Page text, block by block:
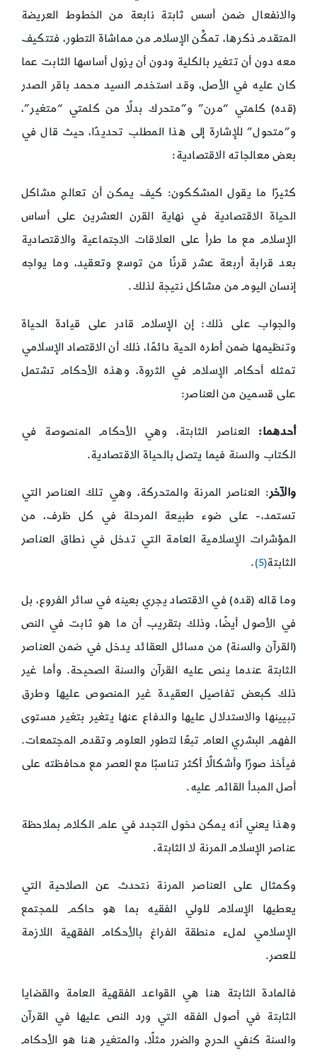
والانفعال ضمن أسس ثابتة نابعة من الخطوط العريضة
المتقدم ذكرها، تمكِّن الإسلام من مماشاة التطور، فتتكيف
معه دون أن تتغير بالكلية ودون أن يزول أساسها الثابت عما
كان عليه في الأصل، وقد استخدم السيد محمد باقر الصدر
(قده) كلمتي “مرن” و”متحرك بدلًا من كلمتي “متغير”،
و”متحول” للإشارة إلى هذا المطلب تحديدًا، حيث قال في
بعض معالجاته الاقتصادية:
كثيرًا ما يقول المشككون: كيف يمكن أن تعالج مشاكل
الحياة الاقتصادية في نهاية القرن العشرين على أساس
الإسلام مع ما طرأ على العلاقات الاجتماعية والاقتصادية
بعد قرابة أربعة عشر قرنًا من توسع وتعقيد، وما يواجه
إنسان اليوم من مشاكل نتيجة لذلك.
والجواب على ذلك: إن الإسلام قادر على قيادة الحياة
وتنظيمها ضمن أطره الحية دائمًا، ذلك أن الاقتصاد الإسلامي
تمثله أحكام الإسلام في الثروة، وهذه الأحكام تشتمل
على قسمين من العناصر:
أحدهما: العناصر الثابتة، وهي الأحكام المنصوصة في
الكتاب والسنة فيما يتصل بالحياة الاقتصادية.
والآخر: العناصر المرنة والمتحركة، وهي تلك العناصر التي
تستمد،- على ضوء طبيعة المرحلة في كل ظرف، من
المؤشرات الإسلامية العامة التي تدخل في نطاق العناصر
الثابتة(5)
.
وما قاله (قده) في الاقتصاد يجري بعينه في سائر الفروع، بل
في الأصول أيضًا، وذلك بتقريب أن ما هو ثابت في النص
(القرآن والسنة) من مسائل العقائد يدخل في ضمن العناصر
الثابتة عندما ينص عليه القرآن والسنة الصحيحة. وأما غير
ذلك كبعض تفاصيل العقيدة غير المنصوص عليها وطرق
تبيينها والاستدلال عليها والدفاع عنها يتغير بتغير مستوى
الفهم البشري العام تبعًا لتطور العلوم وتقدم المجتمعات.
فيأخذ صورًا وأشكالًا أكثر تناسبًا مع العصر مع محافظته على
أصل المبدأ القائم عليه.
وهذا يعني أنه يمكن دخول التجدد في علم الكلام بملاحظة
عناصر الإسلام المرنة لا الثابتة.
وكمثال على العناصر المرنة نتحدث عن الصلاحية التي
يعطيها الإسلام للولي الفقيه بما هو حاكم للمجتمع
الإسلامي لملء منطقة الفراغ بالأحكام الفقهية اللازمة
للعصر.
فالمادة الثابتة هنا هي القواعد الفقهية العامة والقضايا
الثابتة في أصول الفقه التي ورد النص عليها في القرآن
والسنة كنفي الحرج والضرر مثلًا، والمتغير هنا هو الأحكام